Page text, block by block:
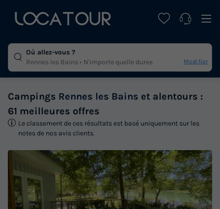
Où allez-vous ?
Rennes les Bains
N'importe quelle duree Modifier
Campings Rennes les Bains et alentours :
61 meilleures offres
Le classement de ces résultats est basé uniquement sur les
notes de nos avis clients.